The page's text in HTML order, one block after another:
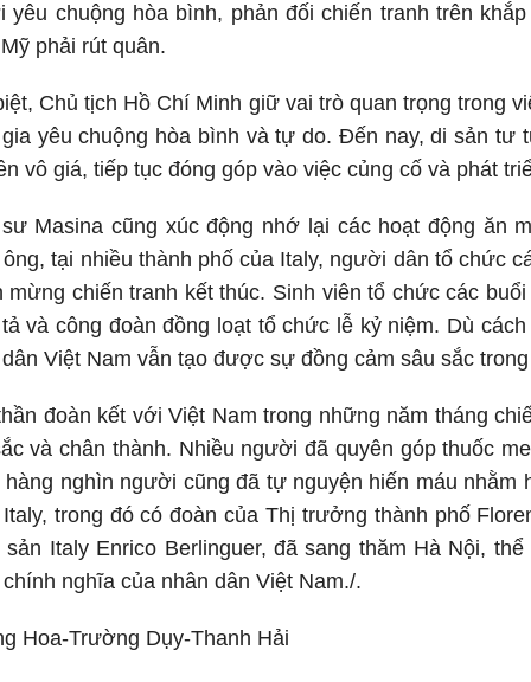
yêu chuộng hòa bình, phản đối chiến tranh trên
phải rút quân.
Chủ tịch Hồ Chí Minh giữ vai trò quan trọng trong
yêu chuộng hòa bình và tự do. Đến nay, di sản
vô giá, tiếp tục đóng góp vào việc củng cố và phát
Masina cũng xúc động nhớ lại các hoạt động ăn
tại nhiều thành phố của Italy, người dân tổ chức
mừng chiến tranh kết thúc. Sinh viên tổ chức các
và công đoàn đồng loạt tổ chức lễ kỷ niệm. Dù
Việt Nam vẫn tạo được sự đồng cảm sâu sắc
đoàn kết với Việt Nam trong những năm tháng
và chân thành. Nhiều người đã quyên góp thuốc
hàng nghìn người cũng đã tự nguyện hiến máu
trong đó có đoàn của Thị trưởng thành phố
sản Italy Enrico Berlinguer, đã sang thăm Hà Nội,
nghĩa của nhân dân Việt Nam./.
Hoa-Trường Dụy-Thanh Hải